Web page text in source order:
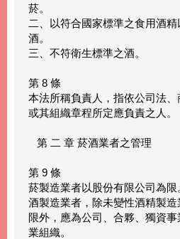
菸。
二、以符合國家標準之食用酒
酒。
三、不符衛生標準之酒。
第 8 條
本法所稱負責人，指依公司法
或其組織章程所定應負責之人。
第 二 章 菸酒業者之管理
第 9 條
菸製造業者以股份有限公司為限
酒製造業者，除未變性酒精製
限外，應為公司、合夥、獨資
業組織。